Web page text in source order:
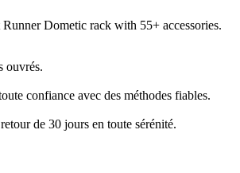
Dometic rack with 55+ accessories.
ouvrés.
confiance avec des méthodes fiables.
de 30 jours en toute sérénité.